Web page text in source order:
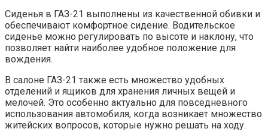
Сиденья в ГАЗ-21 выполнены из качественной обивки и
обеспечивают комфортное сидение. Водительское
сиденье можно регулировать по высоте и наклону, что
позволяет найти наиболее удобное положение для
вождения.
В салоне ГАЗ-21 также есть множество удобных
отделений и ящиков для хранения личных вещей и
мелочей. Это особенно актуально для повседневного
использования автомобиля, когда возникает множество
житейских вопросов, которые нужно решать на ходу.